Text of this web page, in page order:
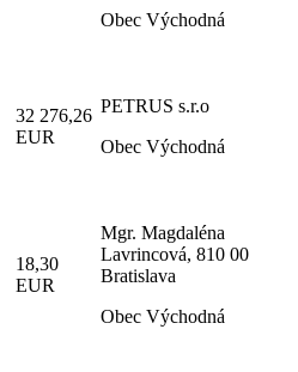
Obec Východná
32 276,26
EUR
PETRUS s.r.o
Obec Východná
18,30
EUR
Mgr. Magdaléna
Lavrincová, 810 00
Bratislava
Obec Východná